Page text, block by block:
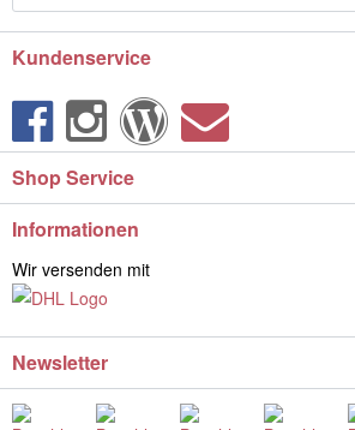
Kundenservice
Shop Service
Informationen
Wir versenden mit
Newsletter